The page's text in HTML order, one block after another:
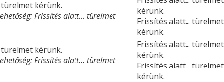
türelmet kérünk.
Frissítés alatt... türelmet
kérünk.
Frissítés alatt... türelmet
kérünk.
türelmet kérünk.
Frissítés alatt... türelmet
Frissítés alatt... türelmet
kérünk.
Frissítés alatt... türelmet
kérünk.